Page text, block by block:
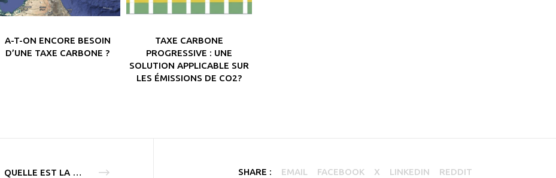
A-T-ON ENCORE BESOIN
D’UNE TAXE CARBONE ?
TAXE CARBONE
PROGRESSIVE : UNE
SOLUTION APPLICABLE SUR
LES ÉMISSIONS DE CO2?
QUELLE EST LA MESURE QUE NOUS SOUTENONS ? SHARE : EMAIL FACEBOOK X LINKEDIN REDDIT